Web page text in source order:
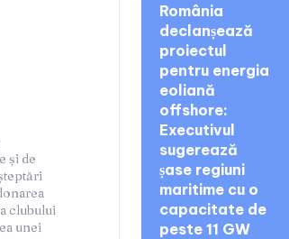
România
declanșează
proiectul
pentru energia
eoliană
offshore:
Executivul
sugerează
șase regiuni
maritime cu o
capacitate de
peste 11 GW